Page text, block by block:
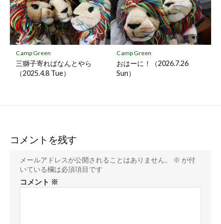
Camp Green
三獅子寄ればなんとやら
（2025.4.8 Tue）
Camp Green
おはーに！（2026.7.26
Sun）
コメントを残す
メールアドレスが公開されることはありません。 ※ が付
いている欄は必須項目です
コメント ※